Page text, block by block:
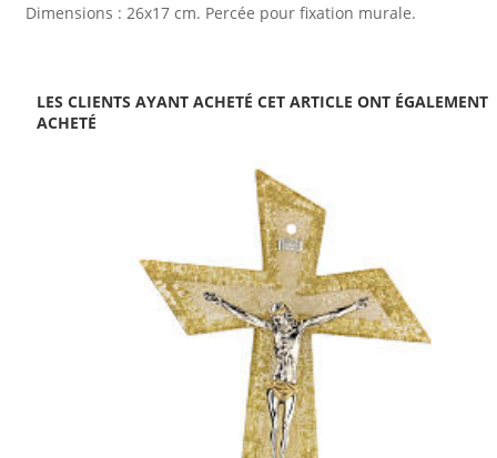
Dimensions : 26x17 cm. Percée pour fixation murale.
LES CLIENTS AYANT ACHETÉ CET ARTICLE ONT ÉGALEMENT
ACHETÉ